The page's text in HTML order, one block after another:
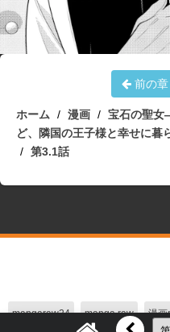
前の章
ホーム 漫画
宝石の聖女
ど、隣国の王子様と幸せに
第3.1話
mangaraw24 manga raw 漫画